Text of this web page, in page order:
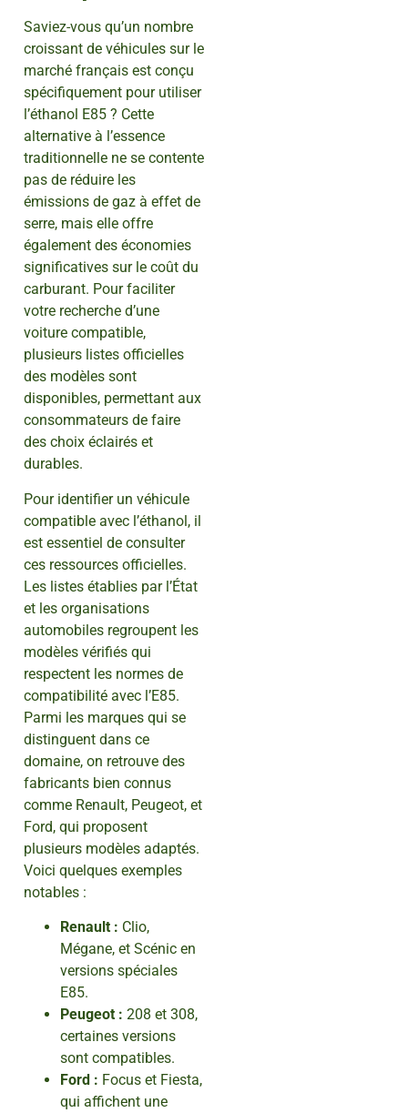
Saviez-vous qu’un nombre
croissant de véhicules sur le
marché français est conçu
spécifiquement pour utiliser
l’éthanol E85 ? Cette
alternative à l’essence
traditionnelle ne se contente
pas de réduire les
émissions de gaz à effet de
serre, mais elle offre
également des économies
significatives sur le coût du
carburant. Pour faciliter
votre recherche d’une
voiture compatible,
plusieurs listes officielles
des modèles sont
disponibles, permettant aux
consommateurs de faire
des choix éclairés et
durables.
Pour identifier un véhicule
compatible avec l’éthanol, il
est essentiel de consulter
ces ressources officielles.
Les listes établies par l’État
et les organisations
automobiles regroupent les
modèles vérifiés qui
respectent les normes de
compatibilité avec l’E85.
Parmi les marques qui se
distinguent dans ce
domaine, on retrouve des
fabricants bien connus
comme Renault, Peugeot, et
Ford, qui proposent
plusieurs modèles adaptés.
Voici quelques exemples
notables :
Renault : Clio,
Mégane, et Scénic en
versions spéciales
E85.
Peugeot : 208 et 308,
certaines versions
sont compatibles.
Ford : Focus et Fiesta,
qui affichent une